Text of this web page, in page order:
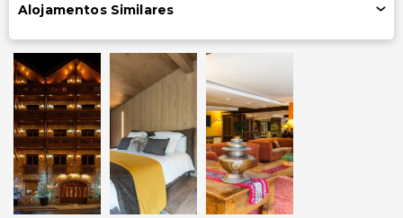
Alojamentos Similares